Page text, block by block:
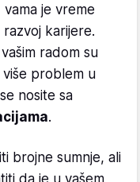
je vreme
karijere.
radom su
problem u
nosite sa
.
brojne sumnje, ali
da je u vašem